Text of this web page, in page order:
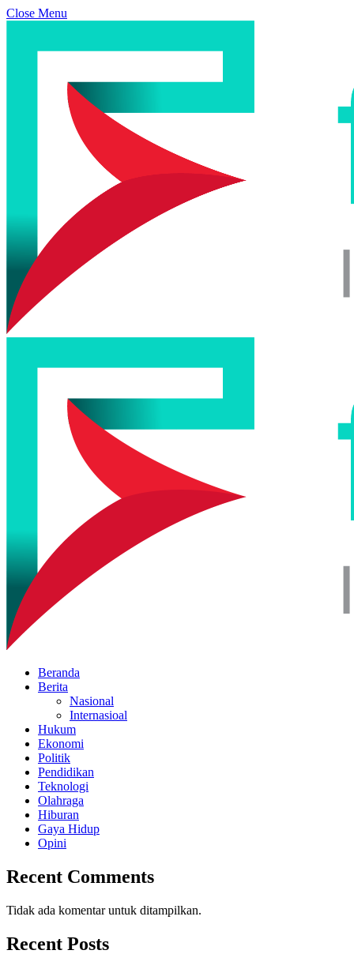
Close Menu
Beranda
Berita
Nasional
Internasioal
Hukum
Ekonomi
Politik
Pendidikan
Teknologi
Olahraga
Hiburan
Gaya Hidup
Opini
Recent Comments
Tidak ada komentar untuk ditampilkan.
Recent Posts